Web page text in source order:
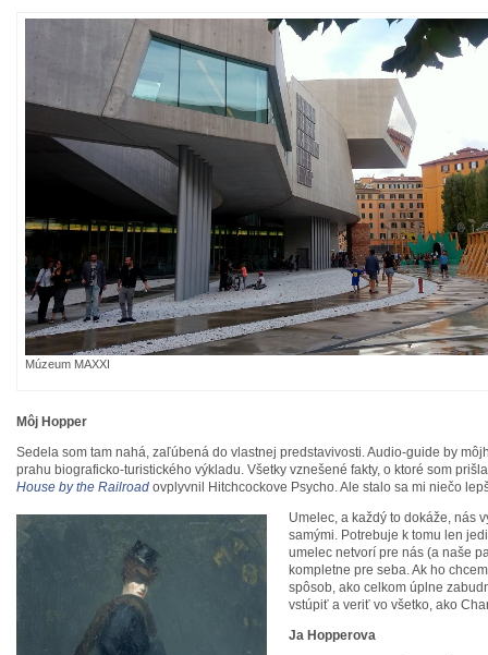
Múzeum MAXXI
Môj Hopper
Sedela som tam nahá, zaľúbená do vlastnej predstavivosti. Audio-guide by
prahu biograficko-turistického výkladu. Všetky vznešené fakty, o ktoré som
House by the Railroad ovplyvnil Hitchcockove Psycho. Ale stalo sa mi niečo
Umelec, a každý to dokáže, nás
samými. Potrebuje k tomu len
umelec netvorí pre nás (a naše
kompletne pre seba. Ak ho
spôsob, ako celkom úplne
vstúpiť a veriť vo všetko, ako
Ja Hopperova